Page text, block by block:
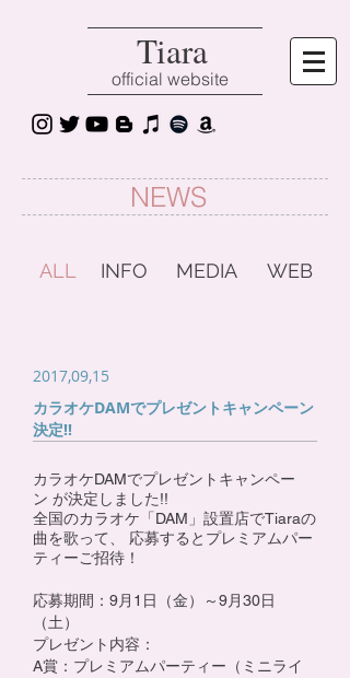
Tiara
official website
NEWS
ALL INFO MEDIA WEB
2017,09,15
カラオケDAMでプレゼントキャンペーン
決定!!
カラオケDAMでプレゼントキャンペー
ン が決定しました!!
全国のカラオケ「DAM」設置店でTiaraの
曲を歌って、 応募するとプレミアムパー
ティーご招待！
応募期間：9月1日（金）～9月30日
（土）
プレゼント内容：
A賞：プレミアムパーティー（ミニライ